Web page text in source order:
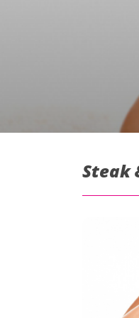
Steak